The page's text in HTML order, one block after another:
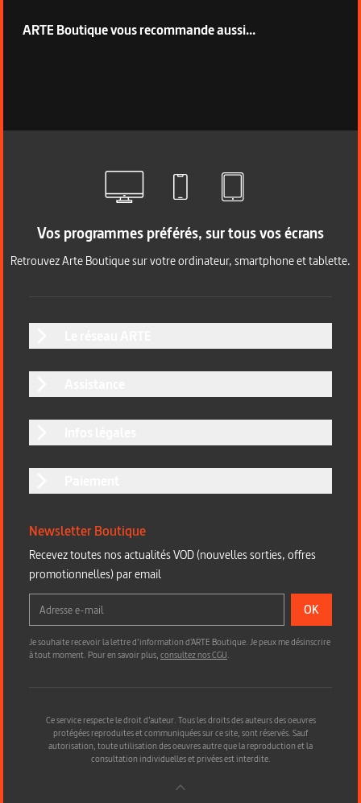
ARTE Boutique vous recommande aussi...
Vos programmes préférés, sur tous vos écrans
Retrouvez Arte Boutique sur votre ordinateur, smartphone et tablette.
Newsletter Boutique
Recevez toutes nos actualités VOD (nouvelles sorties, offres
promotionnelles) par email
OK
Je souhaite recevoir la lettre d’information d'ARTE Boutique. Je peux me désinscrire
à tout moment. Pour en savoir plus,consultez nos CGU.
Ce service respecte le droit d’auteur. Tous les droits des auteurs des oeuvres
protégées reproduites et communiquées sur ce site, sont réservés. Sauf
autorisation, toute utilisation des oeuvres autre que la reproduction et la
consultation individuelles et privées est interdite.